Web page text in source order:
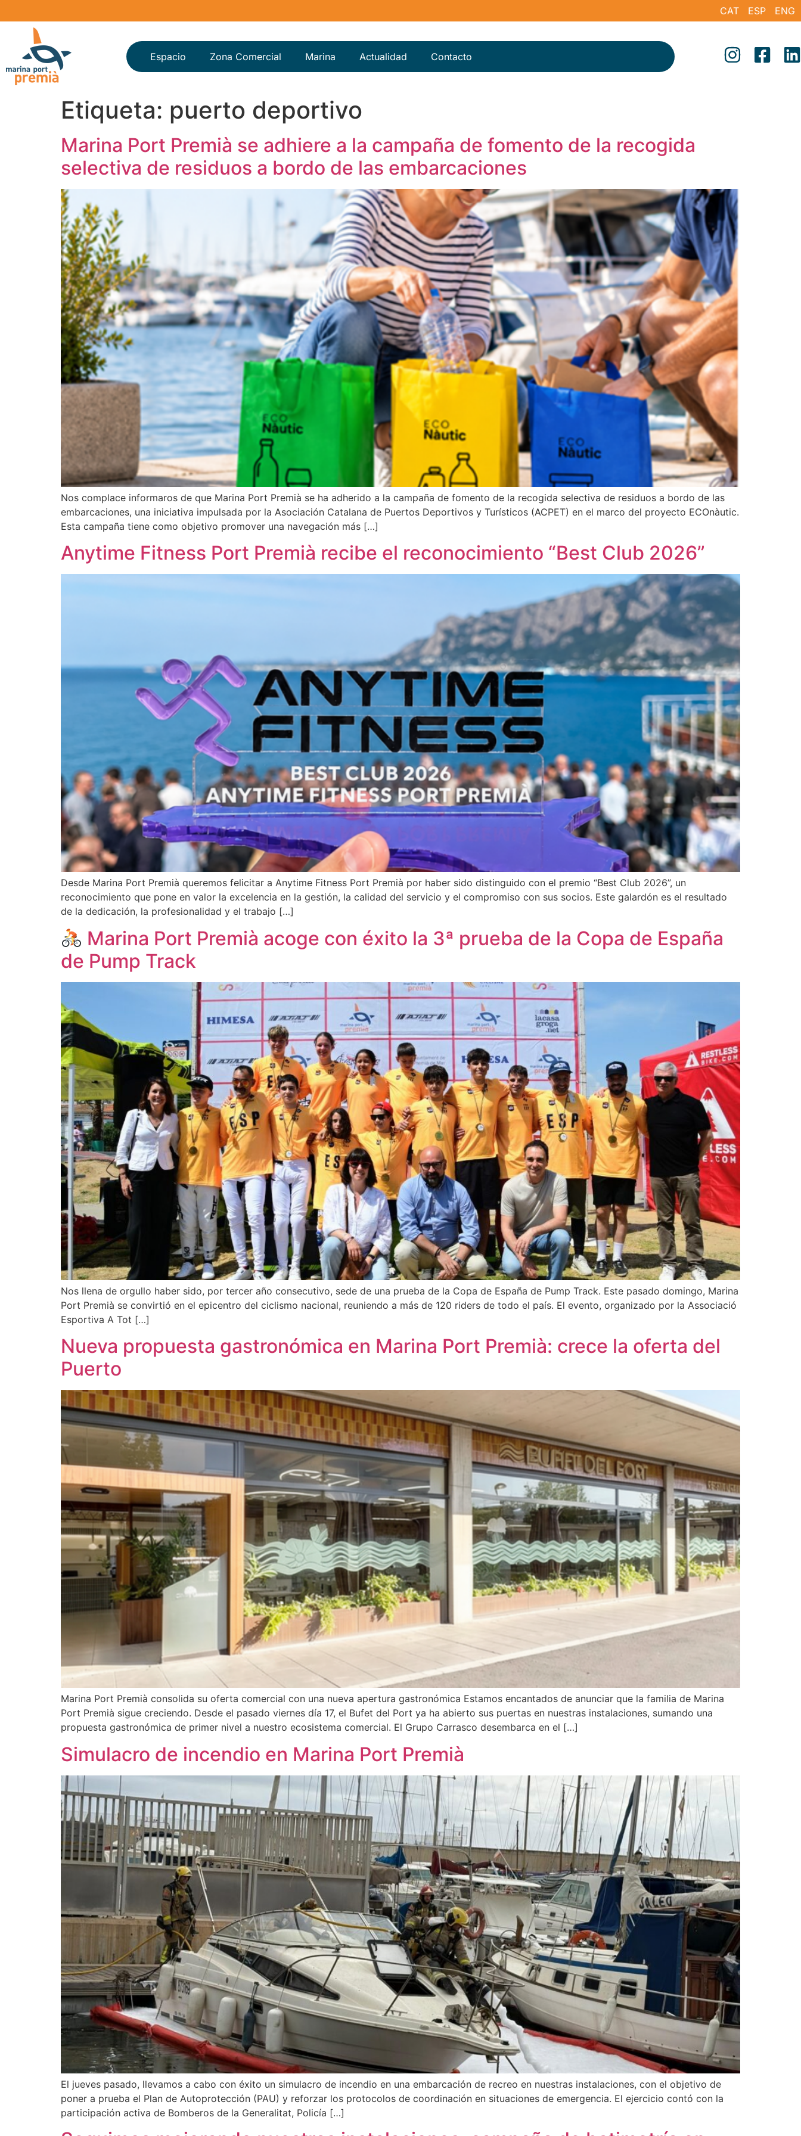
CAT ESP ENG
Espacio Zona Comercial Marina Actualidad Contacto
Etiqueta: puerto deportivo
Marina Port Premià se adhiere a la campaña de fomento de la recogida
selectiva de residuos a bordo de las embarcaciones
Nos complace informaros de que Marina Port Premià se ha adherido a la campaña de fomento de la recogida selectiva de residuos a bordo de las
embarcaciones, una iniciativa impulsada por la Asociación Catalana de Puertos Deportivos y Turísticos (ACPET) en el marco del proyecto ECOnàutic.
Esta campaña tiene como objetivo promover una navegación más […]
Anytime Fitness Port Premià recibe el reconocimiento “Best Club 2026”
Desde Marina Port Premià queremos felicitar a Anytime Fitness Port Premià por haber sido distinguido con el premio “Best Club 2026”, un
reconocimiento que pone en valor la excelencia en la gestión, la calidad del servicio y el compromiso con sus socios. Este galardón es el resultado
de la dedicación, la profesionalidad y el trabajo […]
Marina Port Premià acoge con éxito la 3ª prueba de la Copa de España
de Pump Track
Nos llena de orgullo haber sido, por tercer año consecutivo, sede de una prueba de la Copa de España de Pump Track. Este pasado domingo, Marina
Port Premià se convirtió en el epicentro del ciclismo nacional, reuniendo a más de 120 riders de todo el país. El evento, organizado por la Associació
Esportiva A Tot […]
Nueva propuesta gastronómica en Marina Port Premià: crece la oferta del
Puerto
Marina Port Premià consolida su oferta comercial con una nueva apertura gastronómica Estamos encantados de anunciar que la familia de Marina
Port Premià sigue creciendo. Desde el pasado viernes día 17, el Bufet del Port ya ha abierto sus puertas en nuestras instalaciones, sumando una
propuesta gastronómica de primer nivel a nuestro ecosistema comercial. El Grupo Carrasco desembarca en el […]
Simulacro de incendio en Marina Port Premià
El jueves pasado, llevamos a cabo con éxito un simulacro de incendio en una embarcación de recreo en nuestras instalaciones, con el objetivo de
poner a prueba el Plan de Autoprotección (PAU) y reforzar los protocolos de coordinación en situaciones de emergencia. El ejercicio contó con la
participación activa de Bomberos de la Generalitat, Policía […]